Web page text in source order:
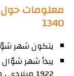
معلومات
1340
يتكون شهر شوّال 1340 هجرية من